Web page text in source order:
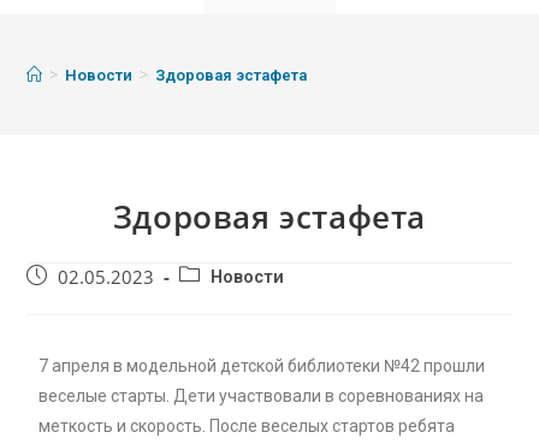
> Новости > Здоровая эстафета
Здоровая эстафета
02.05.2023 Новости
7 апреля в модельной детской библиотеки №42 прошли
веселые старты. Дети участвовали в соревнованиях на
меткость и скорость. После веселых стартов ребята